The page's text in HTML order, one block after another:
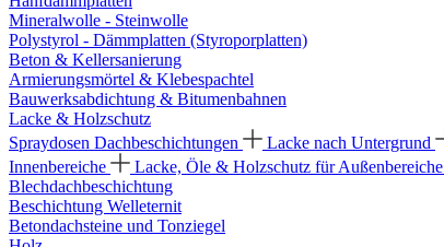
Mineralwolle - Steinwolle
Polystyrol - Dämmplatten (Styroporplatten)
Beton & Kellersanierung
Armierungsmörtel & Klebespachtel
Bauwerksabdichtung & Bitumenbahnen
Lacke & Holzschutz
Spraydosen Dachbeschichtungen Lacke nach Untergrund
Innenbereiche
Lacke, Öle & Holzschutz für Außenbereiche
Blechdachbeschichtung
Beschichtung Welleternit
Betondachsteine und Tonziegel